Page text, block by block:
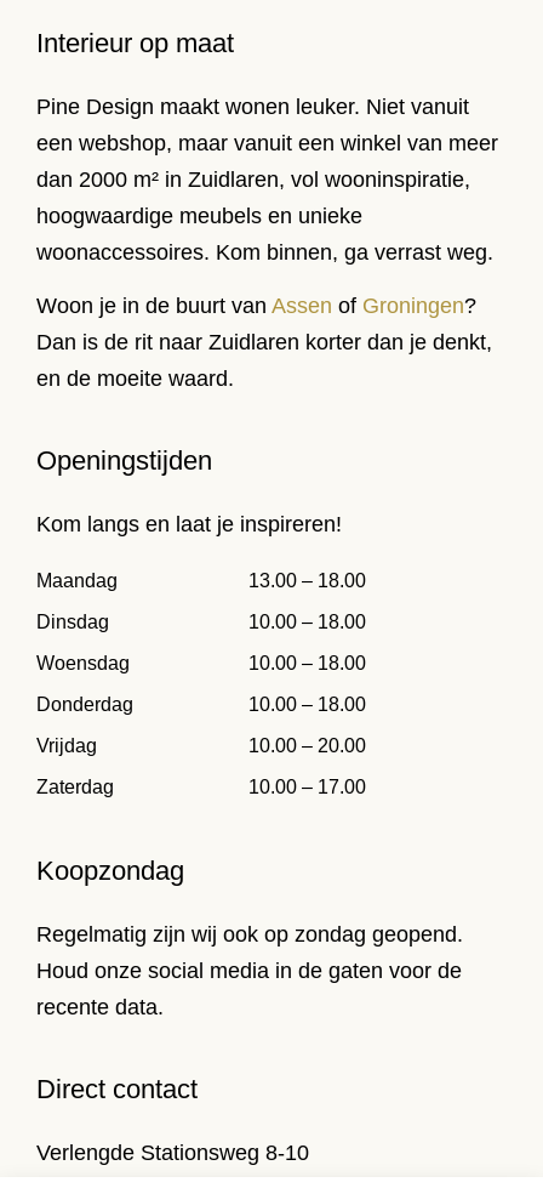
Interieur op maat
Pine Design maakt wonen leuker. Niet vanuit
een webshop, maar vanuit een winkel van meer
dan 2000 m² in Zuidlaren, vol wooninspiratie,
hoogwaardige meubels en unieke
woonaccessoires. Kom binnen, ga verrast weg.
Woon je in de buurt van Assen of Groningen?
Dan is de rit naar Zuidlaren korter dan je denkt,
en de moeite waard.
Openingstijden
Kom langs en laat je inspireren!
Maandag
13.00 – 18.00
Dinsdag
10.00 – 18.00
Woensdag
10.00 – 18.00
Donderdag
10.00 – 18.00
Vrijdag
10.00 – 20.00
Zaterdag
10.00 – 17.00
Koopzondag
Regelmatig zijn wij ook op zondag geopend.
Houd onze social media in de gaten voor de
recente data.
Direct contact
Verlengde Stationsweg 8-10